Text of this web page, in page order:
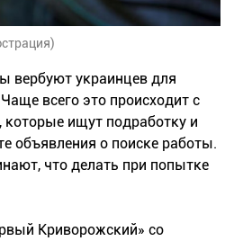
вербуют украинцев для
всего это происходит с
которые ищут подработку и
объявления о поиске работы.
что делать при попытке
Криворожский» со